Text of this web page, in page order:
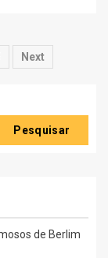
Next
Pesquisar
de Berlim